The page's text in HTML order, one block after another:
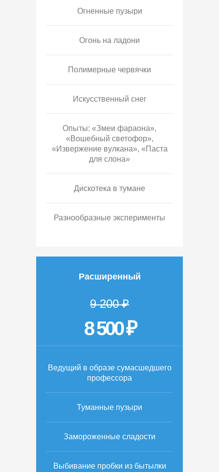
Огненные пузыри
Огонь на ладони
Полимерные червячки
Искусственный снег
Опыты: «Змеи фараона»,
«Вошебный светофор»,
«Извержение вулкана», «Паста
для слона»
Дискотека в тумане
Разнообразные эксперименты
Расширенный
9 200 ₽
8 500 ₽
Ведущий в образе сумасшедшего
профессора
Туманные пузыри
Замороженные сладости
Выбивание пробки из бытылки